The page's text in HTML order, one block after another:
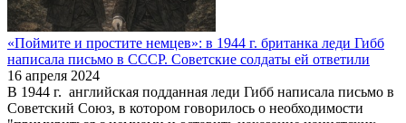
«Поймите и простите немцев»: в 1944 г. британка леди Гибб
написала письмо в СССР. Советские солдаты ей ответили
16 апреля 2024
В 1944 г. английская подданная леди Гибб написала письмо в
Советский Союз, в котором говорилось о необходимости